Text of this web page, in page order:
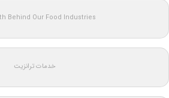
Behind Our Food Industries
خدمات ترانزیت